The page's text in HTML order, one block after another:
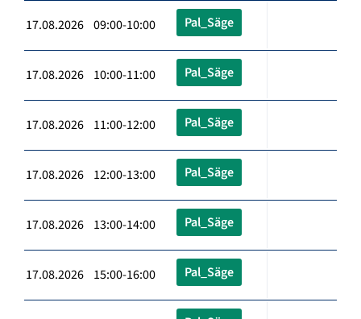
17.08.2026 09:00-10:00 Pal_Säge
17.08.2026 10:00-11:00 Pal_Säge
17.08.2026 11:00-12:00 Pal_Säge
17.08.2026 12:00-13:00 Pal_Säge
17.08.2026 13:00-14:00 Pal_Säge
17.08.2026 15:00-16:00 Pal_Säge